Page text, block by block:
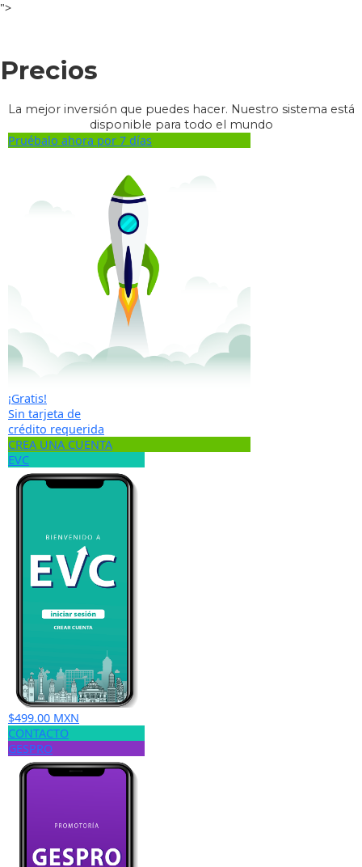
">
Precios
La mejor inversión que puedes hacer. Nuestro sistema está
disponible para todo el mundo
Pruébalo ahora por 7 días
¡Gratis!
Sin tarjeta de
crédito requerida
CREA UNA CUENTA
EVC
$499.00 MXN
CONTACTO
GESPRO